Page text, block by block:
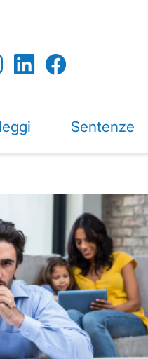
Sentenze